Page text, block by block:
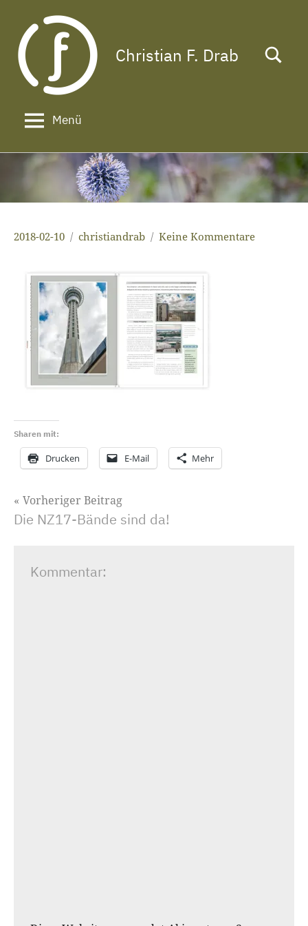
Inhalt
springen
Christian F. Drab
Das
ein
langes
Gesicht!
Menü
2018-02-10 christiandrab Keine Kommentare
Sharen mit:
Drucken E-Mail Mehr
Beitragsnavigation
Vorheriger Beitrag
Die NZ17-Bände sind da!
Kommentar: